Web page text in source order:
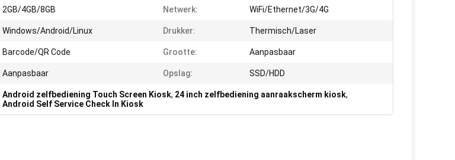
2GB/4GB/8GB Netwerk: WiFi/Ethernet/3G/4G
Windows/Android/Linux Drukker: Thermisch/Laser
Barcode/QR Code Grootte: Aanpasbaar
Aanpasbaar Opslag: SSD/HDD
Android zelfbediening Touch Screen Kiosk, 24 inch zelfbediening aanraakscherm kiosk,
Android Self Service Check In Kiosk